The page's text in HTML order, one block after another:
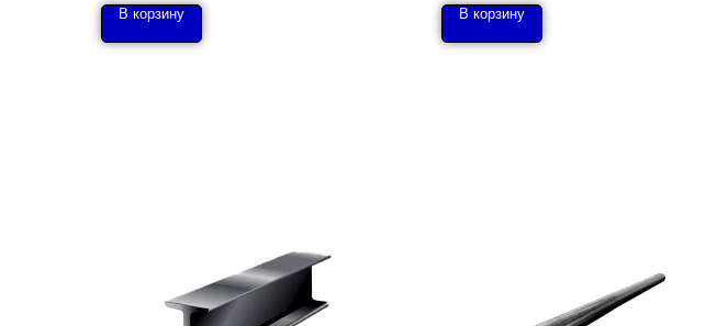
В корзину В корзину